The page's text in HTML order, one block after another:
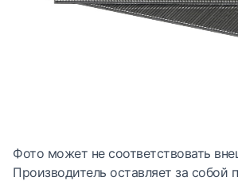
Фото может не соответствовать
Производитель оставляет за собой